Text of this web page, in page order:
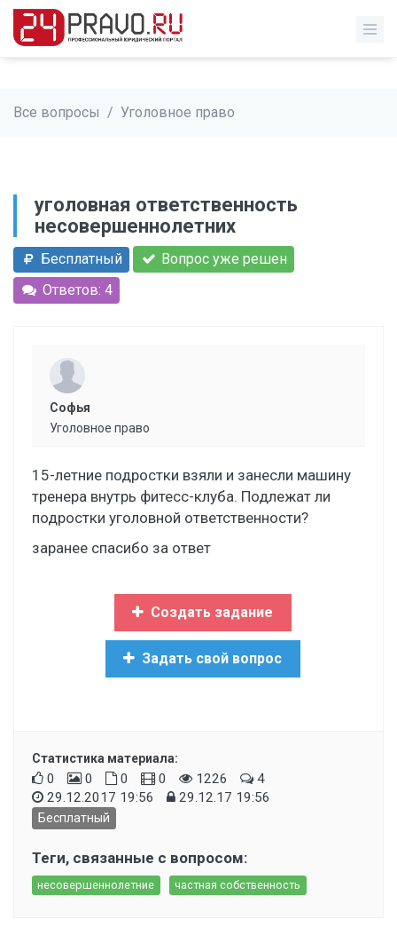
Все вопросы / Уголовное право
уголовная ответственность
несовершеннолетних
Бесплатный
Вопрос уже решен
Ответов: 4
Софья
Уголовное право
15-летние подростки взяли и занесли машину
тренера внутрь фитесс-клуба. Подлежат ли
подростки уголовной ответственности?
заранее спасибо за ответ
Создать задание
Задать свой вопрос
Статистика материала:
0 0 0 0 1226
4
29.12.2017 19:56
29.12.17 19:56
Бесплатный
Теги, связанные с вопросом:
несовершеннолетние частная собственность